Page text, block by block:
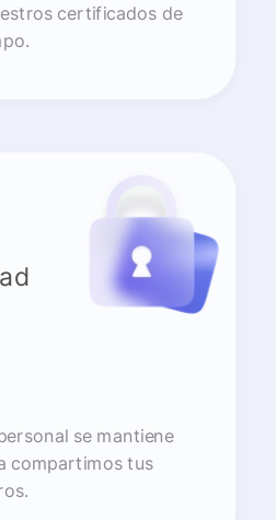
certificados de
se mantiene
compartimos tus